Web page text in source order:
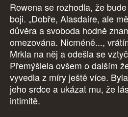
Rowena se rozhodla, že
boji. „Dobře, Alasdaire, ale
důvěra a svoboda hodně
omezována. Nicméně...,
Mrkla na něj a odešla se
Přemýšlela ovšem o dalším
vyvedla z míry ještě více.
jeho srdce a ukázat mu, že
intimitě.